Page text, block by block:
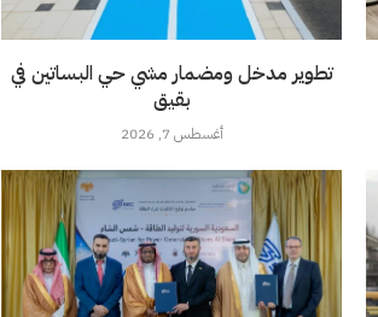
تطوير مدخل ومضمار مشي حي البساتين في
بقيق
أغسطس 7, 2026